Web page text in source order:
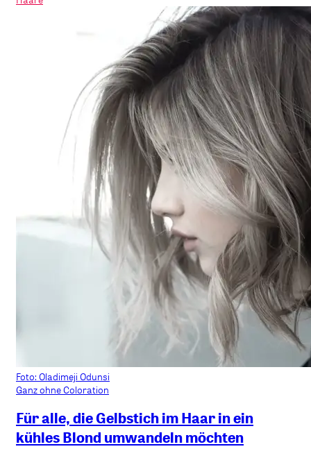
Foto: Oladimeji Odunsi
Ganz ohne Coloration
Für alle, die Gelbstich im Haar in ein
kühles Blond umwandeln möchten